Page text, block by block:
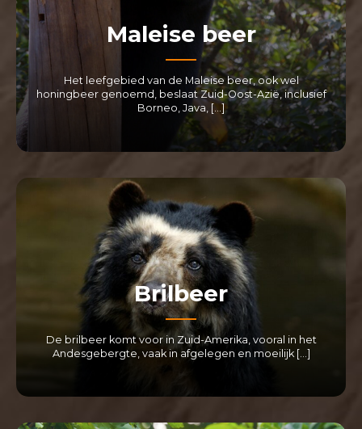
Maleise beer
Het leefgebied van de Maleise beer, ook wel
honingbeer genoemd, beslaat Zuid-Oost-Azië, inclusief
Borneo, Java, […]
LEES MEER
Brilbeer
De brilbeer komt voor in Zuid-Amerika, vooral in het
Andesgebergte, vaak in afgelegen en moeilijk […]
LEES MEER